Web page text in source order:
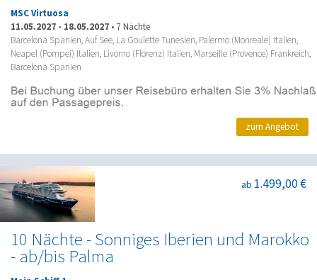
MSC Virtuosa
11.05.2027 - 18.05.2027 • 7 Nächte
Barcelona Spanien, Auf See, La Goulette Tunesien, Palermo (Monreale) Italien,
Neapel (Pompei) Italien, Livorno (Florenz) Italien, Marseille (Provence) Frankreich,
Barcelona Spanien
zum Angebot
10 Nächte - Sonniges Iberien und Marokko
- ab/bis Palma
ab 1.499,00 €